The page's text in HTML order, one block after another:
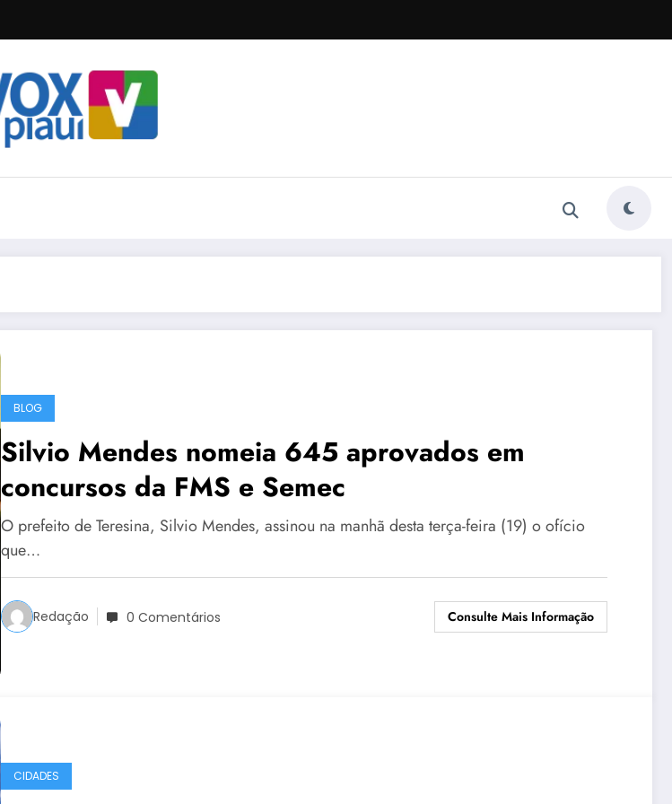
BLOG
Silvio Mendes nomeia 645 aprovados em
concursos da FMS e Semec
O prefeito de Teresina, Silvio Mendes, assinou na manhã desta terça-feira (19) o ofício
que…
Redação 0 Comentários Consulte Mais Informação
CIDADES